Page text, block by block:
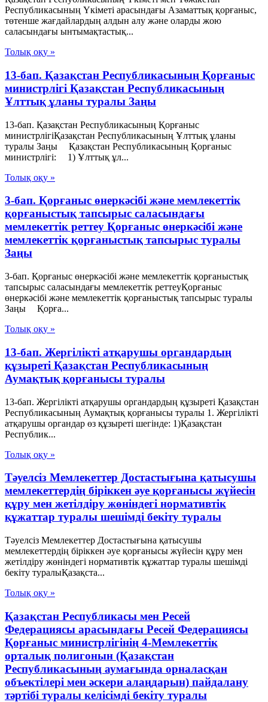
Республикасының Үкіметі арасындағы Азаматтық қорғаныс,
төтенше жағдайлардың алдын алу және оларды жою
саласындағы ынтымақтастық...
Толық оқу »
13-бап. Қазақстан Республикасының Қорғаныс
министрлігі Қазақстан Республикасының
Ұлттық ұланы туралы Заңы
13-бап. Қазақстан Республикасының Қорғаныс
министрлігіҚазақстан Республикасының Ұлттық ұланы
туралы Заңы Қазақстан Республикасының Қорғаныс
министрлігі: 1) Ұлттық ұл...
Толық оқу »
3-бап. Қорғаныс өнеркәсібі және мемлекеттік
қорғаныстық тапсырыс саласындағы
мемлекеттік реттеу Қорғаныс өнеркәсібі және
мемлекеттік қорғаныстық тапсырыс туралы
Заңы
3-бап. Қорғаныс өнеркәсібі және мемлекеттік қорғаныстық
тапсырыс саласындағы мемлекеттік реттеуҚорғаныс
өнеркәсібі және мемлекеттік қорғаныстық тапсырыс туралы
Заңы Қорға...
Толық оқу »
13-бап. Жергілікті атқарушы органдардың
құзыреті Қазақстан Республикасының
Аумақтық қорғанысы туралы
13-бап. Жергілікті атқарушы органдардың құзыреті Қазақстан
Республикасының Аумақтық қорғанысы туралы 1. Жергілікті
атқарушы органдар өз құзыреті шегінде: 1)Қазақстан
Республик...
Толық оқу »
Тәуелсіз Мемлекеттер Достастығына қатысушы
мемлекеттердің біріккен әуе қорғанысы жүйесін
құру мен жетілдіру жөніндегі нормативтік
құжаттар туралы шешімді бекіту туралы
Тәуелсіз Мемлекеттер Достастығына қатысушы
мемлекеттердің біріккен әуе қорғанысы жүйесін құру мен
жетілдіру жөніндегі нормативтік құжаттар туралы шешімді
бекіту туралыҚазақста...
Толық оқу »
Қазақстан Республикасы мен Ресей
Федерациясы арасындағы Ресей Федерациясы
Қорғаныс министрлігінің 4-Мемлекеттік
орталық полигонын (Қазақстан
Республикасының аумағында орналасқан
объектілері мен әскери алаңдарын) пайдалану
тәртібі туралы келісімді бекіту туралы